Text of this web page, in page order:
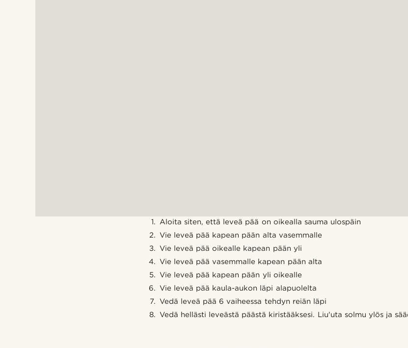
Aloita siten, että leveä pää on oikealla sauma ulospäin
Vie leveä pää kapean pään alta vasemmalle
Vie leveä pää oikealle kapean pään yli
Vie leveä pää vasemmalle kapean pään alta
Vie leveä pää kapean pään yli oikealle
Vie leveä pää kaula-aukon läpi alapuolelta
Vedä leveä pää 6 vaiheessa tehdyn reiän läpi
Vedä hellästi leveästä päästä kiristääksesi. Liu'uta solmu ylös ja